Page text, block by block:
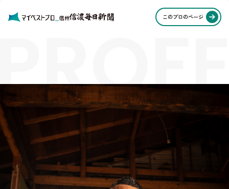
このプロのページ